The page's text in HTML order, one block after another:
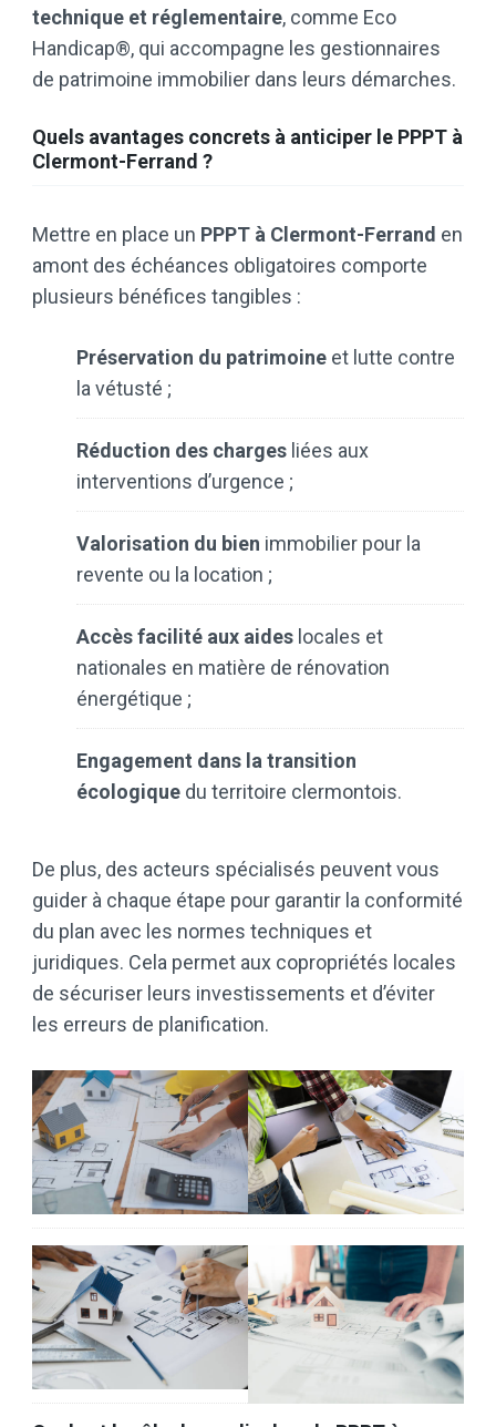
technique et réglementaire, comme Eco
Handicap®, qui accompagne les gestionnaires
de patrimoine immobilier dans leurs démarches.
Quels avantages concrets à anticiper le PPPT à
Clermont-Ferrand ?
Mettre en place un PPPT à Clermont-Ferrand en
amont des échéances obligatoires comporte
plusieurs bénéfices tangibles :
Préservation du patrimoine et lutte contre
la vétusté ;
Réduction des charges liées aux
interventions d’urgence ;
Valorisation du bien immobilier pour la
revente ou la location ;
Accès facilité aux aides locales et
nationales en matière de rénovation
énergétique ;
Engagement dans la transition
écologique du territoire clermontois.
De plus, des acteurs spécialisés peuvent vous
guider à chaque étape pour garantir la conformité
du plan avec les normes techniques et
juridiques. Cela permet aux copropriétés locales
de sécuriser leurs investissements et d’éviter
les erreurs de planification.